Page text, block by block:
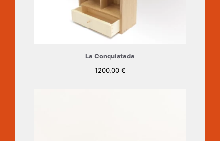
La Conquistada
1200,00 €